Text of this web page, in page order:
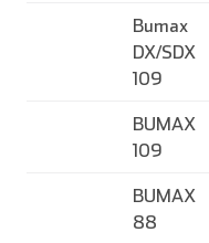
Bumax
DX/SDX
109
BUMAX
109
BUMAX
88